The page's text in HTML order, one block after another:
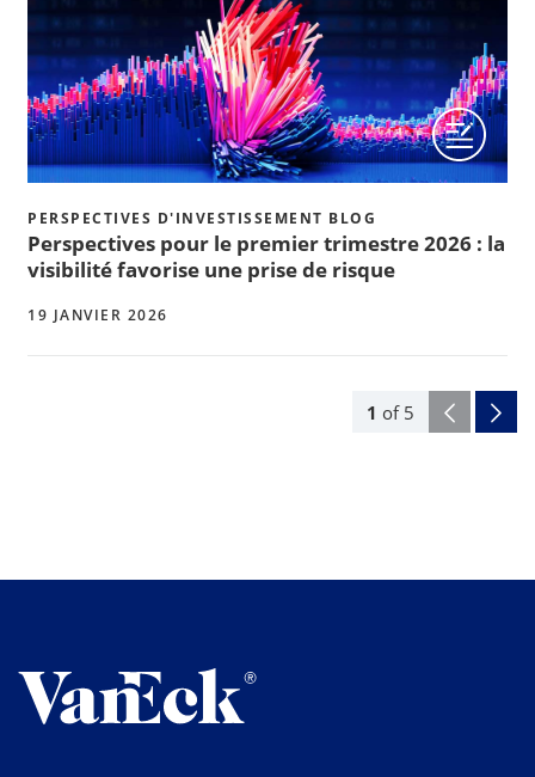
1 of 5
PERSPECTIVES D'INVESTISSEMENT BLOG
Perspectives pour le premier trimestre 2026 : la
visibilité favorise une prise de risque
19 JANVIER 2026